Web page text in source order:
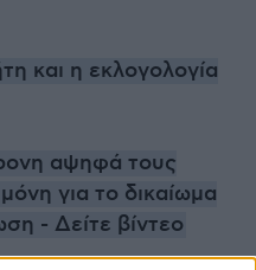
και η εκλογολογία
αψηφά τους
για το δικαίωμα
- Δείτε βίντεο